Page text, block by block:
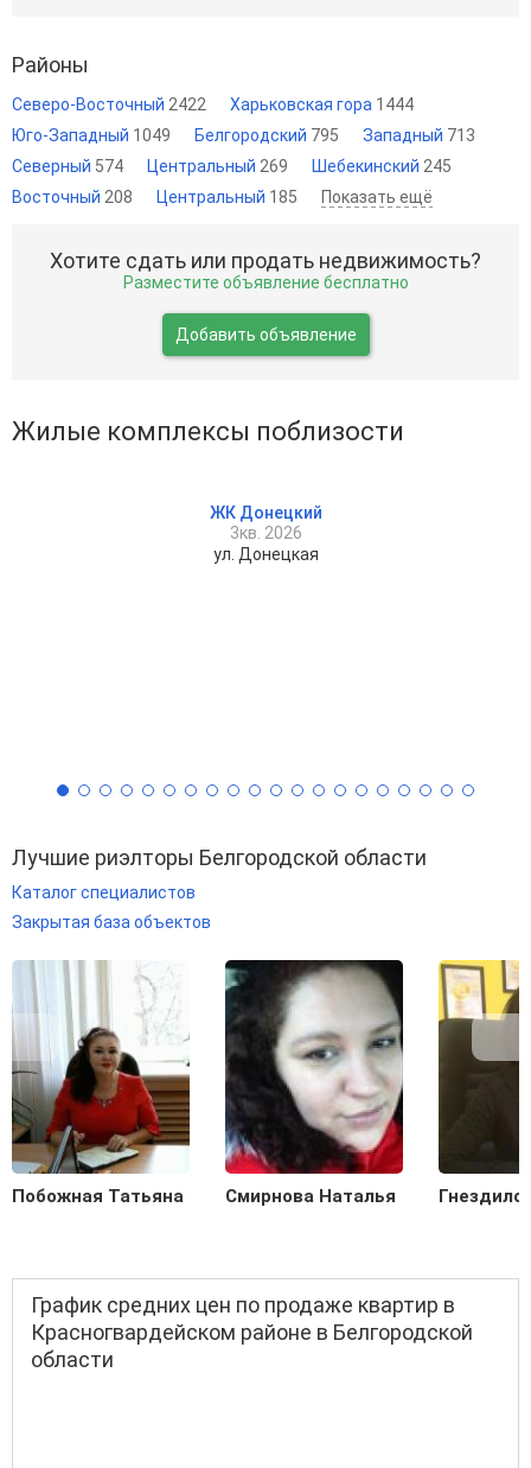
Районы
Северо-Восточный 2422 Харьковская гора 1444
Юго-Западный 1049 Белгородский 795 Западный 713
Северный 574 Центральный 269 Шебекинский 245
Восточный 208 Центральный 185 Показать ещё
Хотите сдать или продать недвижимость?
Разместите объявление бесплатно
Добавить объявление
Жилые комплексы поблизости
ЖК Донецкий
3кв. 2026
ул. Донецкая
Лучшие риэлторы Белгородской области
Каталог специалистов
Закрытая база объектов
Побожная Татьяна Смирнова Наталья
График средних цен по продаже квартир в
Красногвардейском районе в Белгородской
области